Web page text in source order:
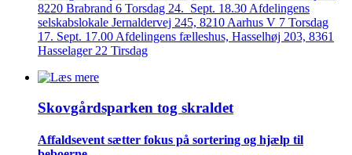
8220 Brabrand 6 Torsdag 24. Sept. 18.30 Afdelingens
selskabslokale Jernaldervej 245, 8210 Aarhus V 7 Torsdag
17. Sept. 17.00 Afdelingens fælleshus, Hasselhøj 203, 8361
Hasselager 22 Tirsdag
Skovgårds­parken tog skraldet
Affaldsevent sætter fokus på sortering og hjælp til